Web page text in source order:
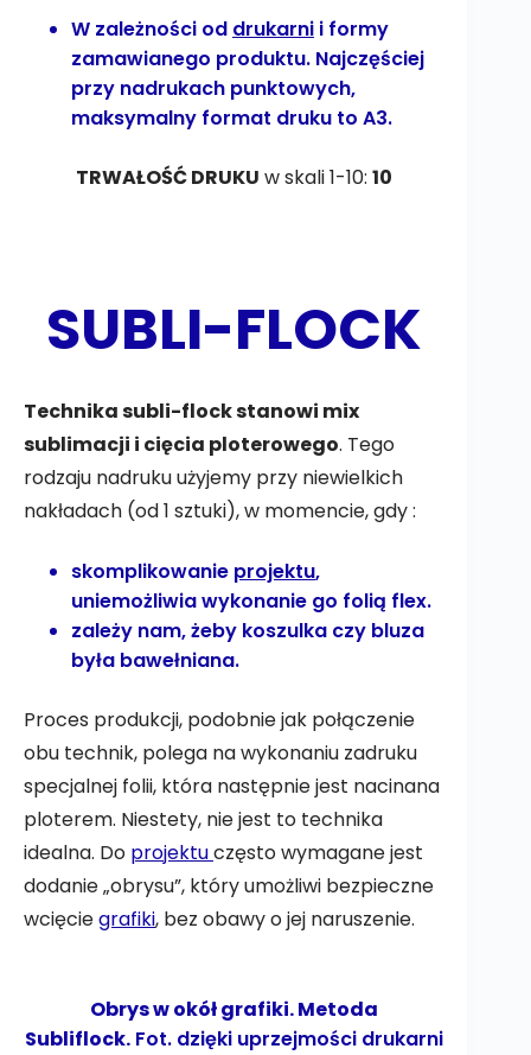
W zależności od drukarni i formy
zamawianego produktu. Najczęściej
przy nadrukach punktowych,
maksymalny format druku to A3.
TRWAŁOŚĆ DRUKU w skali 1-10: 10
SUBLI-FLOCK
Technika subli-flock stanowi mix
sublimacji i cięcia ploterowego. Tego
rodzaju nadruku użyjemy przy niewielkich
nakładach (od 1 sztuki), w momencie, gdy :
skomplikowanie projektu,
uniemożliwia wykonanie go folią flex.
zależy nam, żeby koszulka czy bluza
była bawełniana.
Proces produkcji, podobnie jak połączenie
obu technik, polega na wykonaniu zadruku
specjalnej folii, która następnie jest nacinana
ploterem. Niestety, nie jest to technika
idealna. Do projektuczęsto wymagane jest
dodanie „obrysu”, który umożliwi bezpieczne
wcięciegrafiki, bez obawy o jej naruszenie.
Obrys w okół grafiki. Metoda
Subliflock.Fot. dzięki uprzejmości drukarni